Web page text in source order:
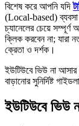
বিশেষ করে আপনি যদি
(Local-based) ব্যবসা
চ্যানেলের চেয়ে সম্পূর্ণ
ক্লিক করবেন না; যারা
ক্রেতা ও দর্শক।
ইউটিউবে ভিউ না আসার
বাড়ানোর সুনির্দিষ্ট
ইউটিউবে ভিউ